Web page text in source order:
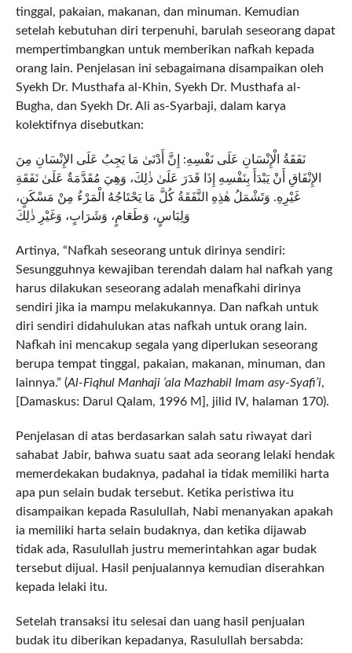
tinggal, pakaian, makanan, dan minuman. Kemudian
setelah kebutuhan diri terpenuhi, barulah seseorang dapat
mempertimbangkan untuk memberikan nafkah kepada
orang lain. Penjelasan ini sebagaimana disampaikan oleh
Syekh Dr. Musthafa al-Khin, Syekh Dr. Musthafa al-
Bugha, dan Syekh Dr. Ali as-Syarbaji, dalam karya
kolektifnya disebutkan:
نَفَقَةُ الْإِنْسَانِ عَلَى نَفْسِهِ: إِنَّ أَدْنَىٰ مَا يَجِبُ عَلَى الإِنْسَانِ مِنَ
الإِنْفَاقِ أَنْ يَبْدَأَ بِنَفْسِهِ إِذَا قَدَرَ عَلَىٰ ذٰلِكَ، وَهِيَ مُقَدَّمَةٌ عَلَىٰ نَفَقَةِ
غَيْرِهِ. وَتَشْمَلُ هٰذِهِ النَّفَقَةُ كُلَّ مَا يَحْتَاجُهُ الْمَرْءُ مِنْ مَسْكَنٍ،
وَلِبَاسٍ، وَطَعَامٍ، وَشَرَابٍ، وَغَيْرِ ذٰلِكَ
Artinya, “Nafkah seseorang untuk dirinya sendiri:
Sesungguhnya kewajiban terendah dalam hal nafkah yang
harus dilakukan seseorang adalah menafkahi dirinya
sendiri jika ia mampu melakukannya. Dan nafkah untuk
diri sendiri didahulukan atas nafkah untuk orang lain.
Nafkah ini mencakup segala yang diperlukan seseorang
berupa tempat tinggal, pakaian, makanan, minuman, dan
lainnya.” (Al-Fiqhul Manhaji ‘ala Mazhabil Imam asy-Syafi’i,
[Damaskus: Darul Qalam, 1996 M], jilid IV, halaman 170).
Penjelasan di atas berdasarkan salah satu riwayat dari
sahabat Jabir, bahwa suatu saat ada seorang lelaki hendak
memerdekakan budaknya, padahal ia tidak memiliki harta
apa pun selain budak tersebut. Ketika peristiwa itu
disampaikan kepada Rasulullah, Nabi menanyakan apakah
ia memiliki harta selain budaknya, dan ketika dijawab
tidak ada, Rasulullah justru memerintahkan agar budak
tersebut dijual. Hasil penjualannya kemudian diserahkan
kepada lelaki itu.
Setelah transaksi itu selesai dan uang hasil penjualan
budak itu diberikan kepadanya, Rasulullah bersabda: